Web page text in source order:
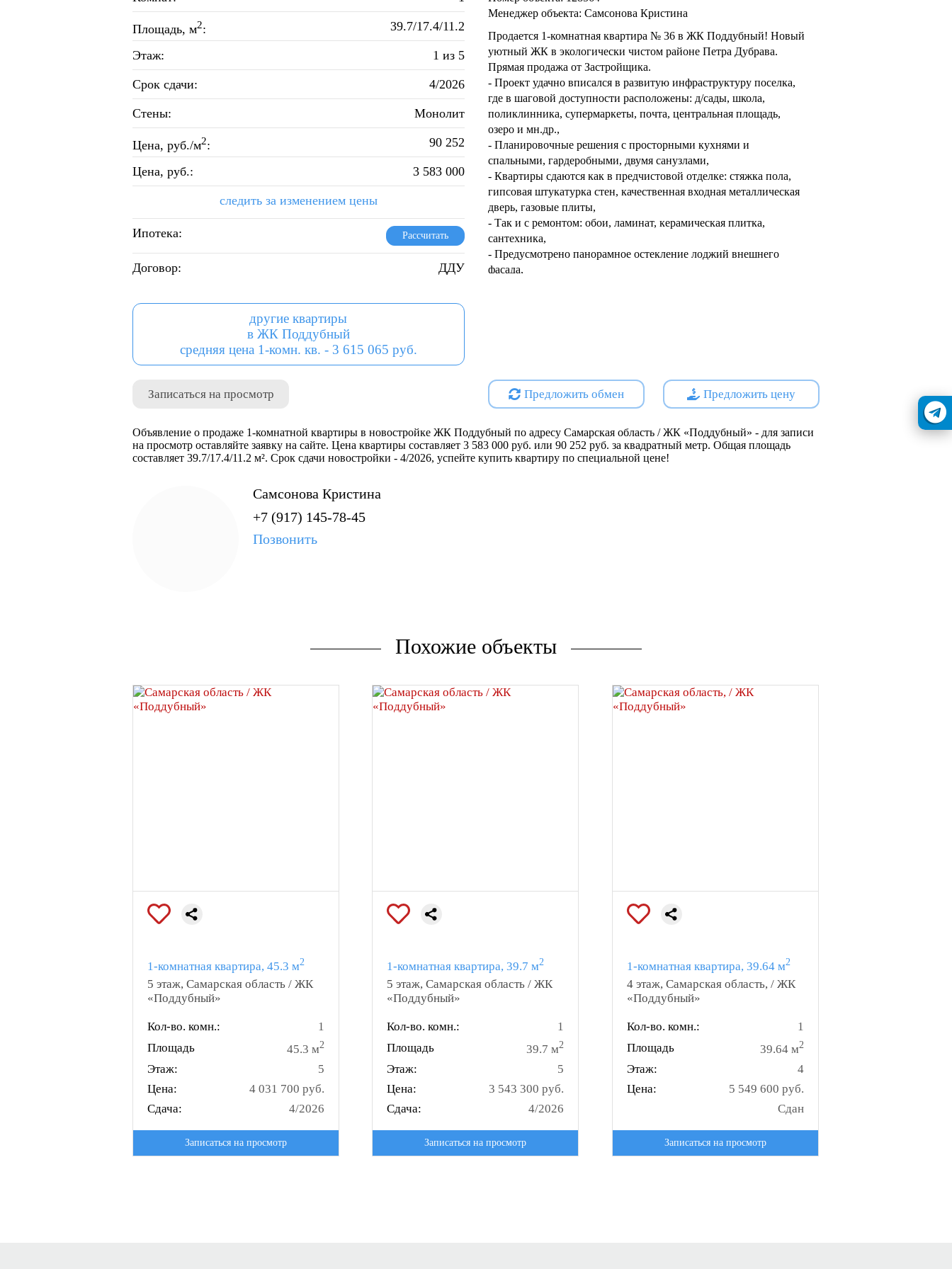
Площадь, м2: 39.7/17.4/11.2
Этаж: 1 из 5
Срок сдачи: 4/2026
Стены: Монолит
Цена, руб./м2: 90 252
Цена, руб.: 3 583 000
следить за изменением цены
Ипотека: Рассчитать
Договор: ДДУ
другие квартиры
в ЖК Поддубный
средняя цена 1-комн. кв. - 3 615 065 руб.
Записаться на просмотр
Менеджер объекта: Самсонова Кристина
Продается 1-комнатная квартира № 36 в ЖК Поддубный! Новый
уютный ЖК в экологически чистом районе Петра Дубрава.
Прямая продажа от Застройщика.
- Проект удачно вписался в развитую инфраструктуру поселка,
где в шаговой доступности расположены: д/сады, школа,
поликлинника, супермаркеты, почта, центральная площадь,
озеро и мн.др.,
- Планировочные решения с просторными кухнями и
спальными, гардеробными, двумя санузлами,
- Квартиры сдаются как в предчистовой отделке: стяжка пола,
гипсовая штукатурка стен, качественная входная металлическая
дверь, газовые плиты,
- Так и с ремонтом: обои, ламинат, керамическая плитка,
сантехника,
- Предусмотрено панорамное остекление лоджий внешнего
фасада,
- Во дворе новая современная детская площадка, зона воркаута
для занятий спортом,
- Дом с гарантией. Все сделки проходят через эскроу-счета
рассрочка,
- Цена действует только на старте продаж, идеально для
Предложить обмен Предложить цену
Объявление о продаже 1-комнатной квартиры в новостройке ЖК Поддубный по адресу Самарская область / ЖК «Поддубный» - для записи
на просмотр оставляйте заявку на сайте. Цена квартиры составляет 3 583 000 руб. или 90 252 руб. за квадратный метр. Общая площадь
составляет 39.7/17.4/11.2 м². Срок сдачи новостройки - 4/2026, успейте купить квартиру по специальной цене!
Самсонова Кристина
+7 (917) 145-78-45
Позвонить
Похожие объекты
1-комнатная квартира, 45.3 м2
5 этаж, Самарская область / ЖК
«Поддубный»
Кол-во. комн.:
1
Площадь
45.3 м2
Этаж:
5
Цена:
4 031 700 руб.
Сдача:
4/2026
Записаться на просмотр
1-комнатная квартира, 39.7 м2
5 этаж, Самарская область / ЖК
«Поддубный»
Кол-во. комн.:
1
Площадь
39.7 м2
Этаж:
5
Цена:
3 543 300 руб.
Сдача:
4/2026
Записаться на просмотр
1-комнатная квартира, 39.64 м2
4 этаж, Самарская область, / ЖК
«Поддубный»
Кол-во. комн.:
1
Площадь
39.64 м2
Этаж:
4
Цена:
5 549 600 руб.
Сдан
Записаться на просмотр